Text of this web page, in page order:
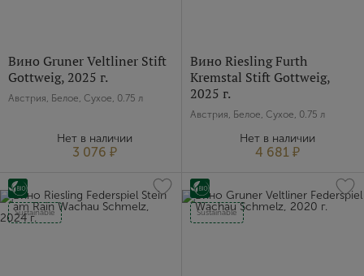
Вино Gruner Veltliner Stift
Gottweig, 2025 г.
Австрия, Белое, Сухое, 0.75 л
Нет в наличии
3 076 ₽
Вино Riesling Furth
Kremstal Stift Gottweig,
2025 г.
Австрия, Белое, Сухое, 0.75 л
Нет в наличии
4 681 ₽
Sustainable Sustainable
Зарегистрироваться
пользовательского
соглашения
Я хочу получать инфромацию об акциях и купоны со